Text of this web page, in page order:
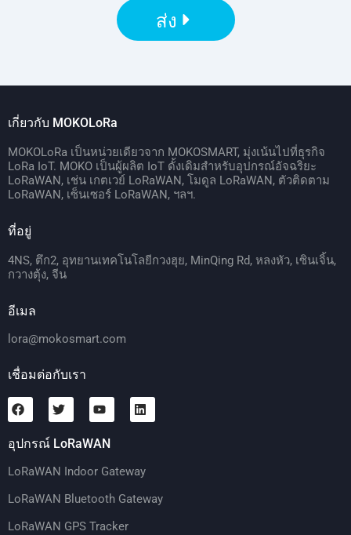
ส่ง
เกี่ยวกับ MOKOLoRa
MOKOLoRa เป็นหน่วยเดียวจาก MOKOSMART, มุ่งเน้นไปที่ธุรกิจ
LoRa IoT. MOKO เป็นผู้ผลิต IoT ดั้งเดิมสำหรับอุปกรณ์อัจฉริยะ
LoRaWAN, เช่น เกตเวย์ LoRaWAN, โมดูล LoRaWAN, ตัวติดตาม
LoRaWAN, เซ็นเซอร์ LoRaWAN, ฯลฯ.
ที่อยู่
4NS, ตึก2, อุทยานเทคโนโลยีกวงฮุย, MinQing Rd, หลงหัว, เซินเจิ้น,
กวางตุ้ง, จีน
อีเมล
lora@mokosmart.com
เชื่อมต่อกับเรา
อุปกรณ์ LoRaWAN
LoRaWAN Indoor Gateway
LoRaWAN Bluetooth Gateway
LoRaWAN GPS Tracker